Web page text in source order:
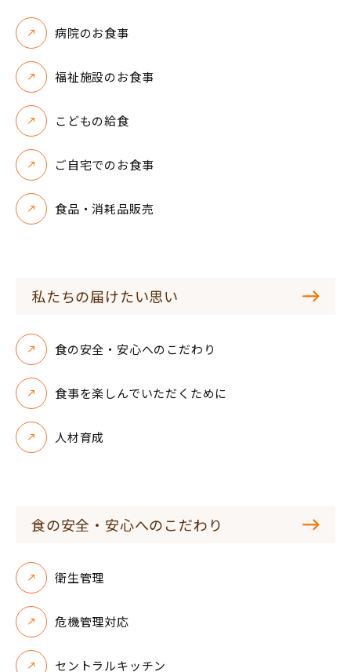
病院のお食事
福祉施設のお食事
こどもの給食
ご自宅でのお食事
食品・消耗品販売
私たちの届けたい思い
食の安全・安心へのこだわり
食事を楽しんでいただくために
人材育成
食の安全・安心へのこだわり
衛生管理
危機管理対応
セントラルキッチン